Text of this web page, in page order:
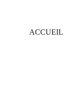
ACCUEIL